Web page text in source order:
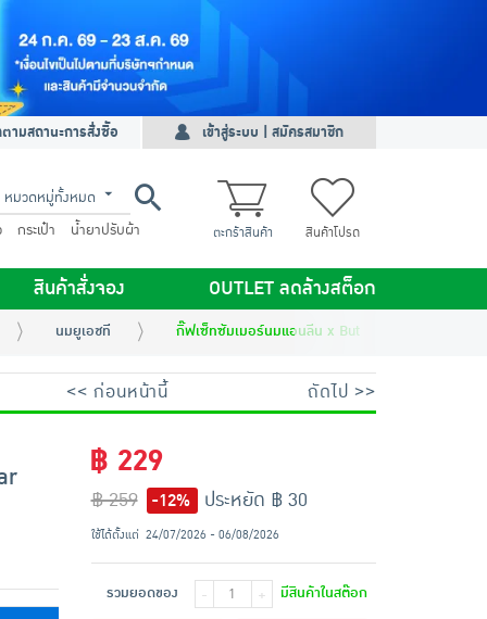
ามสถานะการสั่งซื้อ เข้าสู่ระบบ | สมัครสมาชิก
หมวดหมู่ทั้งหมด
กระเป๋า
น้ำยาปรับผ้า
ตะกร้าสินค้า สินค้าโปรด
สินค้าสั่งจอง OUTLET ลดล้างสต็อก
นมยูเอชที กิ๊ฟเซ็ทซัมเมอร์นมแอนลีน x Butterbear 2026 (คละแ
<< ก่อนหน้านี้
ถัดไป >>
฿ 229
฿ 259 -12% ประหยัด ฿ 30
ใช้ได้ตั้งแต่ 24/07/2026 - 06/08/2026
รวมยอดของ - + มีสินค้าในสต๊อก